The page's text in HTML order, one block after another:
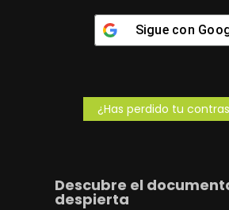
Sigue con
¿Has perdido tu
Descubre el
despierta